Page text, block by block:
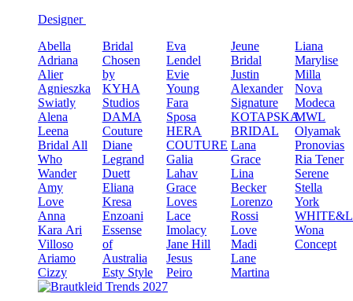
Designer
Abella
Adriana
Alier
Agnieszka
Swiatly
Alena
Leena
Bridal All
Who
Wander
Amy
Love
Anna
Kara Ari
Villoso
Ariamo
Cizzy
Bridal
Chosen
by
KYHA
Studios
DAMA
Couture
Diane
Legrand
Duett
Eliana
Kresa
Enzoani
Essense
of
Australia
Esty Style
Eva
Lendel
Evie
Young
Fara
Sposa
HERA
COUTURE
Galia
Lahav
Grace
Loves
Lace
Imolacy
Jane Hill
Jesus
Peiro
Jeune
Bridal
Justin
Alexander
Signature
KOTAPSKA
BRIDAL
Lana
Grace
Lina
Becker
Lorenzo
Rossi
Love
Madi
Lane
Martina
Liana
Marylise
Milla
Nova
Modeca
MWL
Olyamak
Pronovias
Ria Tener
Serene
Stella
York
Wona
Concept